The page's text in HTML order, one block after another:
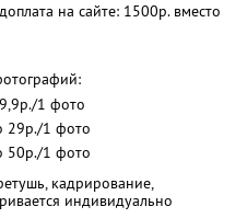
на сайте: 1500р. вместо
1 фото
29р./1 фото
50р./1 фото
кадрирование,
индивидуально